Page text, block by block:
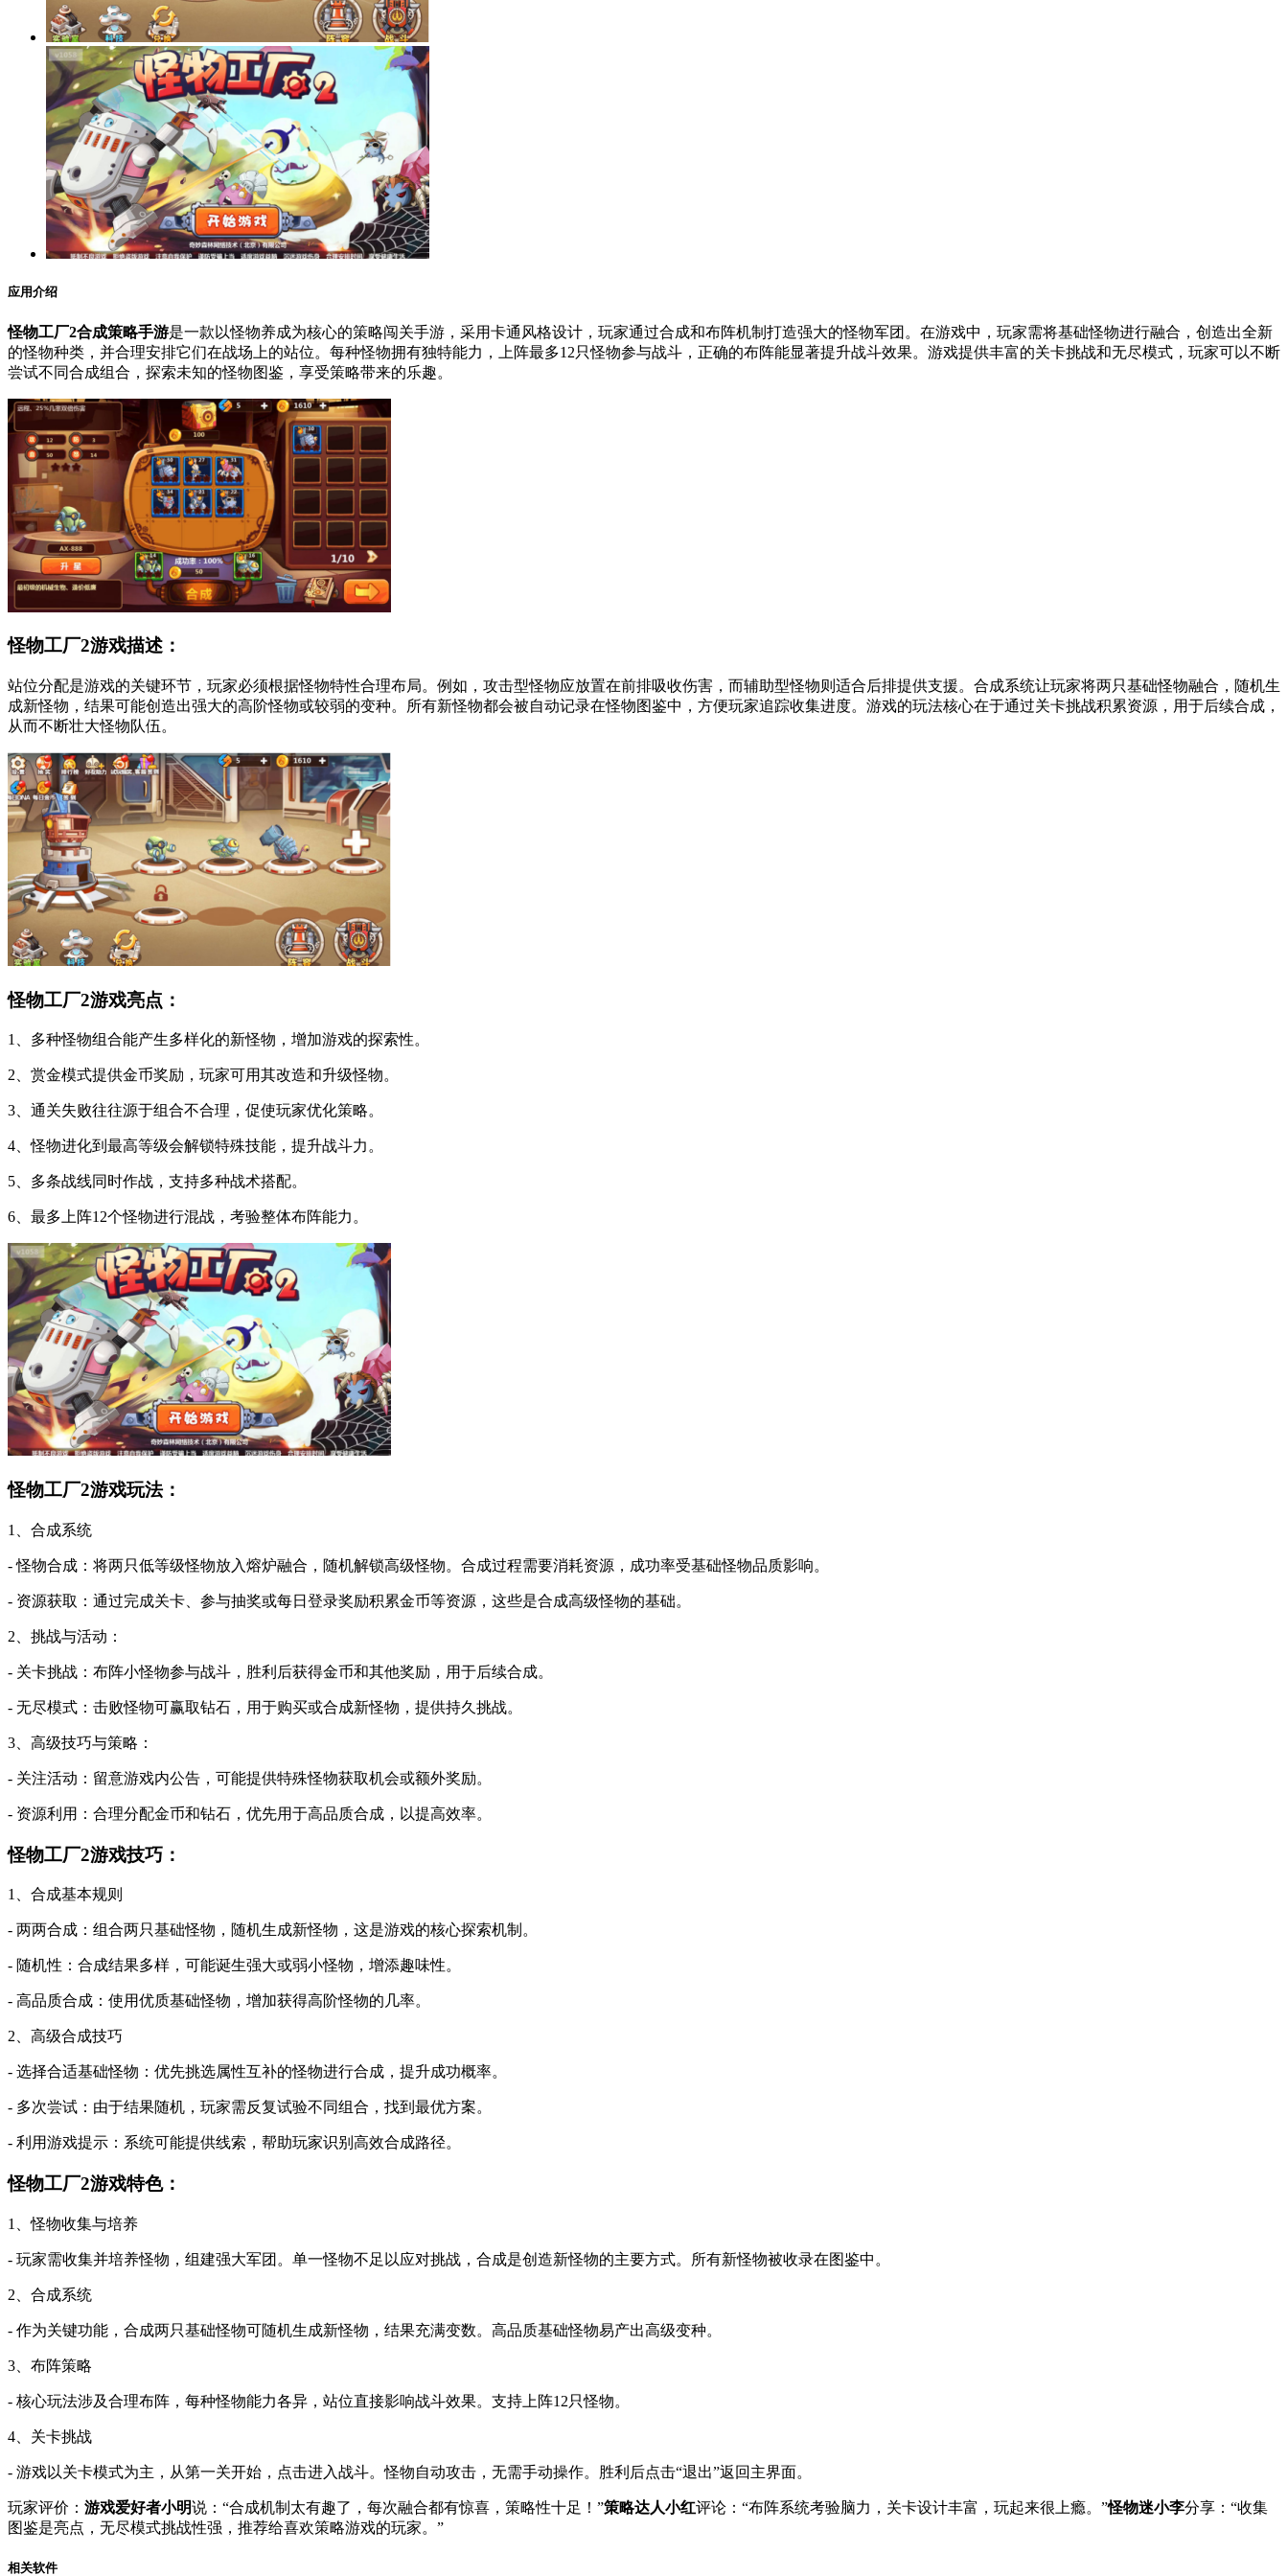
应用介绍
怪物工厂2合成策略手游是一款以怪物养成为核心的策略闯关手游，采用卡通风格设计，玩家通过合成和布阵机制打造强大的怪物军团。在游戏中，玩家需将基础怪物进行融合，创造出全新
的怪物种类，并合理安排它们在战场上的站位。每种怪物拥有独特能力，上阵最多12只怪物参与战斗，正确的布阵能显著提升战斗效果。游戏提供丰富的关卡挑战和无尽模式，玩家可以不断
尝试不同合成组合，探索未知的怪物图鉴，享受策略带来的乐趣。
怪物工厂2游戏描述：
站位分配是游戏的关键环节，玩家必须根据怪物特性合理布局。例如，攻击型怪物应放置在前排吸收伤害，而辅助型怪物则适合后排提供支援。合成系统让玩家将两只基础怪物融合，随机生
成新怪物，结果可能创造出强大的高阶怪物或较弱的变种。所有新怪物都会被自动记录在怪物图鉴中，方便玩家追踪收集进度。游戏的玩法核心在于通过关卡挑战积累资源，用于后续合成，
从而不断壮大怪物队伍。
怪物工厂2游戏亮点：
1、多种怪物组合能产生多样化的新怪物，增加游戏的探索性。
2、赏金模式提供金币奖励，玩家可用其改造和升级怪物。
3、通关失败往往源于组合不合理，促使玩家优化策略。
4、怪物进化到最高等级会解锁特殊技能，提升战斗力。
5、多条战线同时作战，支持多种战术搭配。
6、最多上阵12个怪物进行混战，考验整体布阵能力。
怪物工厂2游戏玩法：
1、合成系统
- 怪物合成：将两只低等级怪物放入熔炉融合，随机解锁高级怪物。合成过程需要消耗资源，成功率受基础怪物品质影响。
- 资源获取：通过完成关卡、参与抽奖或每日登录奖励积累金币等资源，这些是合成高级怪物的基础。
2、挑战与活动：
- 关卡挑战：布阵小怪物参与战斗，胜利后获得金币和其他奖励，用于后续合成。
- 无尽模式：击败怪物可赢取钻石，用于购买或合成新怪物，提供持久挑战。
3、高级技巧与策略：
- 关注活动：留意游戏内公告，可能提供特殊怪物获取机会或额外奖励。
- 资源利用：合理分配金币和钻石，优先用于高品质合成，以提高效率。
怪物工厂2游戏技巧：
1、合成基本规则
- 两两合成：组合两只基础怪物，随机生成新怪物，这是游戏的核心探索机制。
- 随机性：合成结果多样，可能诞生强大或弱小怪物，增添趣味性。
- 高品质合成：使用优质基础怪物，增加获得高阶怪物的几率。
2、高级合成技巧
- 选择合适基础怪物：优先挑选属性互补的怪物进行合成，提升成功概率。
- 多次尝试：由于结果随机，玩家需反复试验不同组合，找到最优方案。
- 利用游戏提示：系统可能提供线索，帮助玩家识别高效合成路径。
怪物工厂2游戏特色：
1、怪物收集与培养
- 玩家需收集并培养怪物，组建强大军团。单一怪物不足以应对挑战，合成是创造新怪物的主要方式。所有新怪物被收录在图鉴中。
2、合成系统
- 作为关键功能，合成两只基础怪物可随机生成新怪物，结果充满变数。高品质基础怪物易产出高级变种。
3、布阵策略
- 核心玩法涉及合理布阵，每种怪物能力各异，站位直接影响战斗效果。支持上阵12只怪物。
4、关卡挑战
- 游戏以关卡模式为主，从第一关开始，点击进入战斗。怪物自动攻击，无需手动操作。胜利后点击“退出”返回主界面。
玩家评价： 游戏爱好者小明说：“合成机制太有趣了，每次融合都有惊喜，策略性十足！”策略达人小红评论：“布阵系统考验脑力，关卡设计丰富，玩起来很上瘾。”怪物迷小李分享：“收集
图鉴是亮点，无尽模式挑战性强，推荐给喜欢策略游戏的玩家。”
相关软件